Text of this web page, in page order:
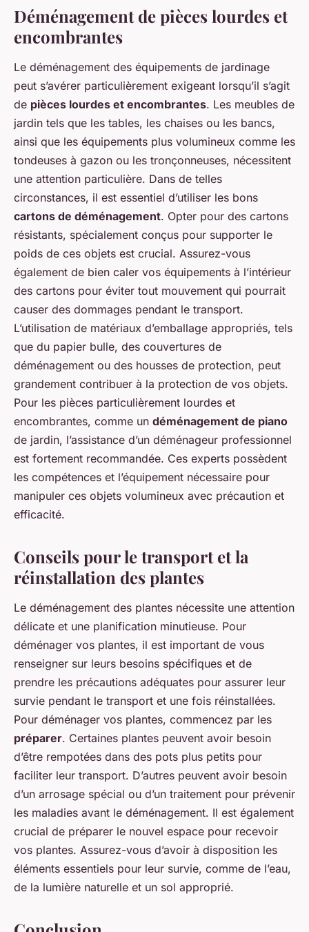
Déménagement de pièces lourdes et
encombrantes
Le déménagement des équipements de jardinage
peut s’avérer particulièrement exigeant lorsqu’il s’agit
de pièces lourdes et encombrantes. Les meubles de
jardin tels que les tables, les chaises ou les bancs,
ainsi que les équipements plus volumineux comme les
tondeuses à gazon ou les tronçonneuses, nécessitent
une attention particulière. Dans de telles
circonstances, il est essentiel d’utiliser les bons
cartons de déménagement. Opter pour des cartons
résistants, spécialement conçus pour supporter le
poids de ces objets est crucial. Assurez-vous
également de bien caler vos équipements à l’intérieur
des cartons pour éviter tout mouvement qui pourrait
causer des dommages pendant le transport.
L’utilisation de matériaux d’emballage appropriés, tels
que du papier bulle, des couvertures de
déménagement ou des housses de protection, peut
grandement contribuer à la protection de vos objets.
Pour les pièces particulièrement lourdes et
encombrantes, comme un déménagement de piano
de jardin, l’assistance d’un déménageur professionnel
est fortement recommandée. Ces experts possèdent
les compétences et l’équipement nécessaire pour
manipuler ces objets volumineux avec précaution et
efficacité.
Conseils pour le transport et la
réinstallation des plantes
Le déménagement des plantes nécessite une attention
délicate et une planification minutieuse. Pour
déménager vos plantes, il est important de vous
renseigner sur leurs besoins spécifiques et de
prendre les précautions adéquates pour assurer leur
survie pendant le transport et une fois réinstallées.
Pour déménager vos plantes, commencez par les
préparer. Certaines plantes peuvent avoir besoin
d’être rempotées dans des pots plus petits pour
faciliter leur transport. D’autres peuvent avoir besoin
d’un arrosage spécial ou d’un traitement pour prévenir
les maladies avant le déménagement. Il est également
crucial de préparer le nouvel espace pour recevoir
vos plantes. Assurez-vous d’avoir à disposition les
éléments essentiels pour leur survie, comme de l’eau,
de la lumière naturelle et un sol approprié.